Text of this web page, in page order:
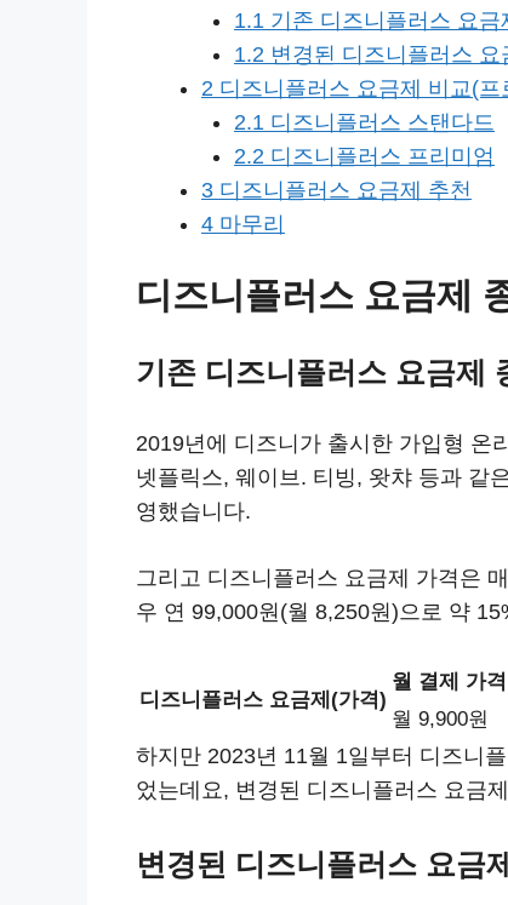
1.1 기존 디즈니플러스 요금
1.2 변경된 디즈니플러스
2 디즈니플러스 요금제 비교(
2.1 디즈니플러스 스탠다드
2.2 디즈니플러스 프리미엄
3 디즈니플러스 요금제 추천
4 마무리
디즈니플러스 요금제
기존 디즈니플러스 요금제
2019년에 디즈니가 출시한 가입형 온
넷플릭스, 웨이브. 티빙, 왓챠 등과 같
영했습니다.
그리고 디즈니플러스 요금제 가격은
우 연 99,000원(월 8,250원)으로 약
디즈니플러스 요금제(가격)
월 결제 가격
월 9,900원
하지만 2023년 11월 1일부터 디즈니
었는데요, 변경된 디즈니플러스 요금
변경된 디즈니플러스 요금